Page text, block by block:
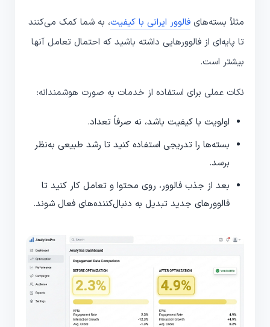
مثلاً بسته‌های فالوور ایرانی با کیفیت، به شما کمک می‌کنند
تا پایه‌ای از فالوورهایی داشته باشید که احتمال تعامل آنها
بیشتر است.
نکات عملی برای استفاده از خدمات به صورت هوشمندانه:
اولویت با کیفیت باشد، نه صرفاً تعداد.
بسته‌ها را تدریجی استفاده کنید تا رشد طبیعی به‌نظر
برسد.
بعد از جذب فالوور، روی محتوا و تعامل کار کنید تا
فالوورهای جدید تبدیل به دنبال‌کننده‌های فعال شوند.